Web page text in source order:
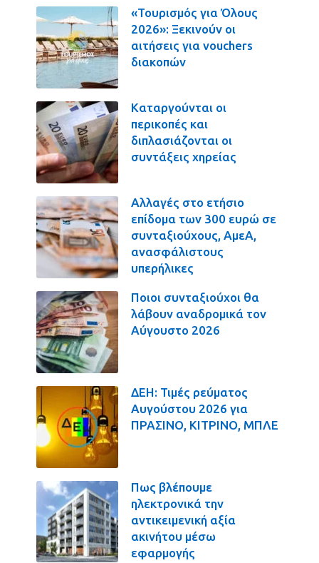
«Τουρισμός για Όλους
2026»: Ξεκινούν οι
αιτήσεις για vouchers
διακοπών
Καταργούνται οι
περικοπές και
διπλασιάζονται οι
συντάξεις χηρείας
Αλλαγές στο ετήσιο
επίδομα των 300 ευρώ σε
συνταξιούχους, ΑμεΑ,
ανασφάλιστους
υπερήλικες
Ποιοι συνταξιούχοι θα
λάβουν αναδρομικά τον
Αύγουστο 2026
ΔΕΗ: Τιμές ρεύματος
Αυγούστου 2026 για
ΠΡΑΣΙΝΟ, ΚΙΤΡΙΝΟ, ΜΠΛΕ
Πως βλέπουμε
ηλεκτρονικά την
αντικειμενική αξία
ακινήτου μέσω
εφαρμογής